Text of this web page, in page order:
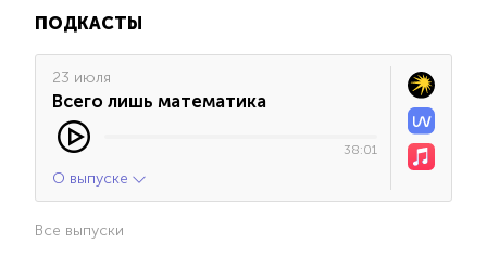
ПОДКАСТЫ
23 июля
Всего лишь математика
38:01
О выпуске
Все выпуски